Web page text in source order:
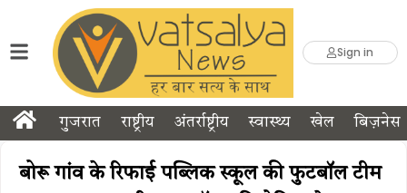
Sign in
गुजरात राष्ट्रीय अंतर्राष्ट्रीय स्वास्थ्य खेल बिज़नेस
बोरू गांव के रिफाई पब्लिक स्कूल की फुटबॉल टीम